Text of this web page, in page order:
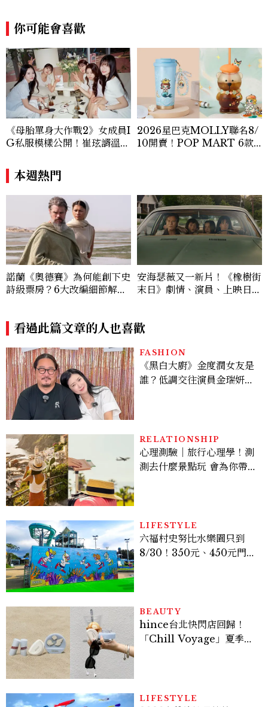
你可能會喜歡
《母胎單身大作戰2》女成員I
G私服模樣公開！崔玹諝溫柔
低調千金？
2026星巴克MOLLY聯名8/
10開賣！POP MART 6款
本週熱門
諾蘭《奧德賽》為何能創下史
詩級票房？6大改編細節解
德修斯
安海瑟薇又一新片！《橡樹街
末日》劇情、演員、上映日一
看過此篇文章的人也喜歡
FASHION
《黑白大廚》金度潤女友是
誰？低調交往演員金瑞妍、
RELATIONSHIP
心理測驗｜旅行心理學！測
測去什麼景點玩 會為你帶來
LIFESTYLE
六福村史努比水樂園只到
8/30！350元、450元門票
BEAUTY
hince台北快閃店回歸！
「Chill Voyage」夏季限
LIFESTYLE